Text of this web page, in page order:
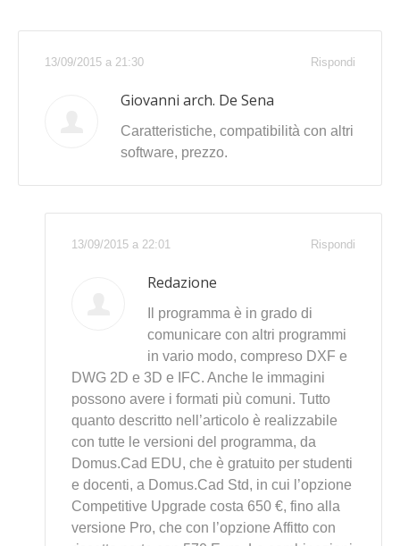
Rispondi
13/09/2015 a 21:30
Giovanni arch. De Sena
Caratteristiche, compatibilità con altri
software, prezzo.
Rispondi
13/09/2015 a 22:01
Redazione
Il programma è in grado di
comunicare con altri programmi
in vario modo, compreso DXF e
DWG 2D e 3D e IFC. Anche le immagini
possono avere i formati più comuni. Tutto
quanto descritto nell’articolo è realizzabile
con tutte le versioni del programma, da
Domus.Cad EDU, che è gratuito per studenti
e docenti, a Domus.Cad Std, in cui l’opzione
Competitive Upgrade costa 650 €, fino alla
versione Pro, che con l’opzione Affitto con